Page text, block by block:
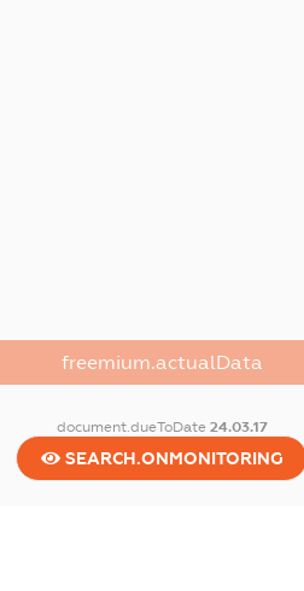
freemium.actualData
document.dueToDate 24.03.17
SEARCH.ONMONITORING